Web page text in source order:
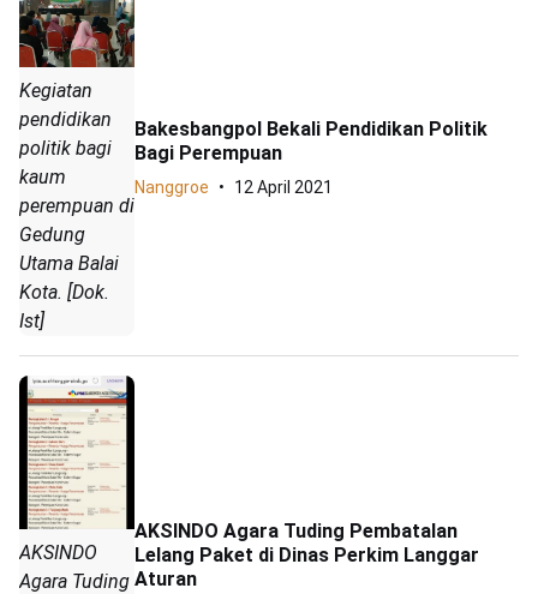
Kegiatan
pendidikan
politik bagi
kaum
perempuan di
Gedung
Utama Balai
Kota. [Dok.
Ist]
Bakesbangpol Bekali Pendidikan Politik
Bagi Perempuan
Nanggroe 12 April 2021
AKSINDO
Agara Tuding
AKSINDO Agara Tuding Pembatalan
Lelang Paket di Dinas Perkim Langgar
Aturan